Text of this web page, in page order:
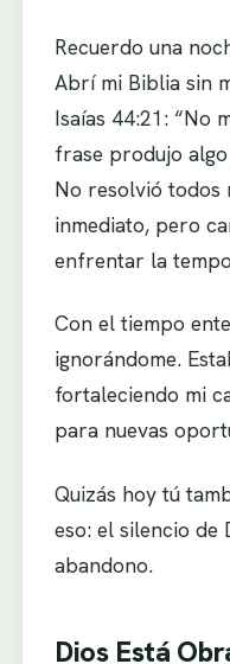
Recuerdo una
Abrí mi Biblia sin
Isaías 44:21: “No
frase produjo
No resolvió todos
inmediato, pero
enfrentar la
Con el tiempo
ignorándome.
fortaleciendo mi
para nuevas
Quizás hoy tú
eso: el silencio de
abandono.
Dios Está